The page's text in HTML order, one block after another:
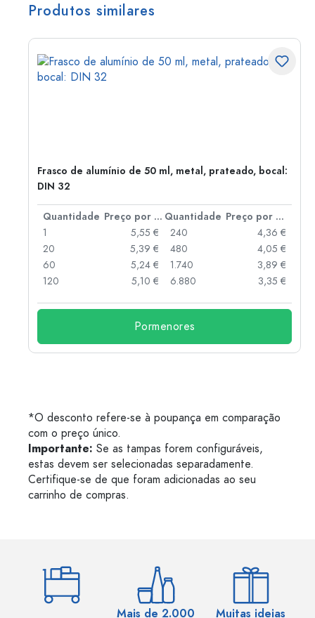
Produtos similares
Frasco de alumínio de 50 ml, metal, prateado, bocal:
DIN 32
Quantidade Preço por peça Quantidade
Preço por peça
1
5,55 €
20
5,39 €
60
5,24 €
120
5,10 €
240
4,36 €
480
4,05 €
1.740
3,89 €
6.880
3,35 €
Pormenores
*O desconto refere-se à poupança em comparação
com o preço único.
Importante: Se as tampas forem configuráveis,
estas devem ser selecionadas separadamente.
Certifique-se de que foram adicionadas ao seu
carrinho de compras.
Mais de 2.000 Muitas ideias